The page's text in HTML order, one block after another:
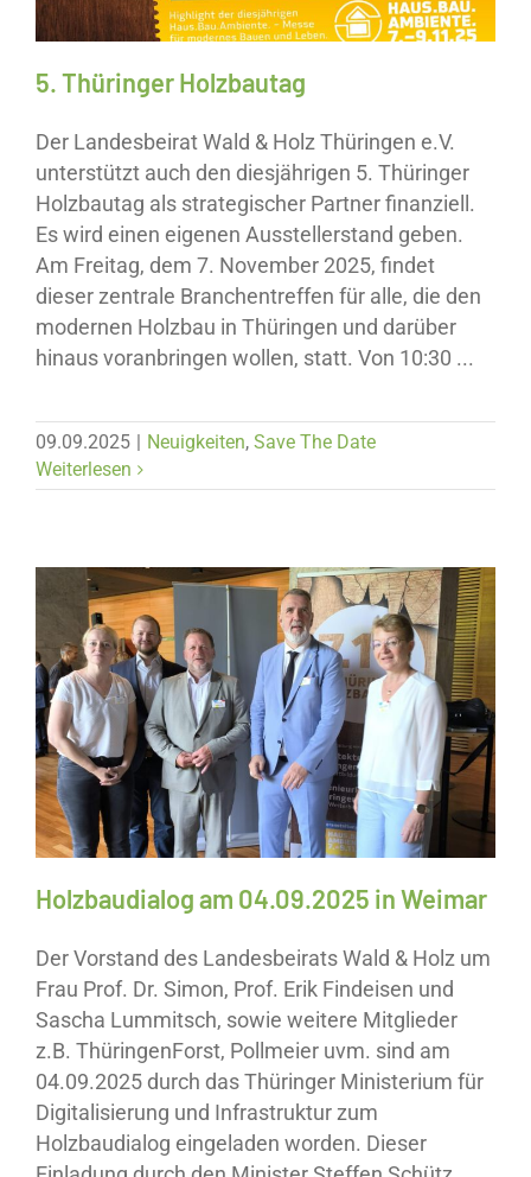
5. Thüringer Holzbautag
Der Landesbeirat Wald & Holz Thüringen e.V.
unterstützt auch den diesjährigen 5. Thüringer
Holzbautag als strategischer Partner finanziell.
Es wird einen eigenen Ausstellerstand geben.
Am Freitag, dem 7. November 2025, findet
dieser zentrale Branchentreffen für alle, die den
modernen Holzbau in Thüringen und darüber
hinaus voranbringen wollen, statt. Von 10:30 ...
09.09.2025 Neuigkeiten, Save The Date
Weiterlesen
Neuigkeiten
Holzbaudialog am 04.09.2025 in Weimar
Der Vorstand des Landesbeirats Wald & Holz um
Frau Prof. Dr. Simon, Prof. Erik Findeisen und
Sascha Lummitsch, sowie weitere Mitglieder
z.B. ThüringenForst, Pollmeier uvm. sind am
04.09.2025 durch das Thüringer Ministerium für
Digitalisierung und Infrastruktur zum
Holzbaudialog eingeladen worden. Dieser